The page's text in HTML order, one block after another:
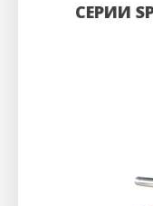
СЕРИИ